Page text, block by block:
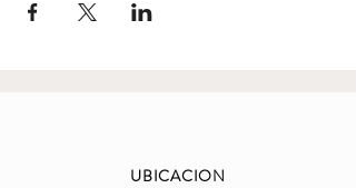
UBICACION